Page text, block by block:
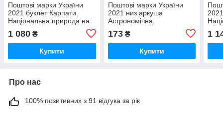
Поштові марки України
2021 буклет Карпати.
Національна природа на
межі зникнення. EUROPA
1 080 ₴
Купити
Поштові марки України
2021 низ аркуша
Астрономічна
обсерваторія Львівського
національного
університету
173₴
Купити
1
Про нас
100% позитивних з 91 відгука за рік